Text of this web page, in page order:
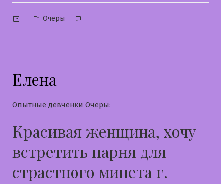
Опубликовано
Очеры
Елена
Опытные девченки Очеры:
Красивая женщина, хочу
встретить парня для
страстного минета г.